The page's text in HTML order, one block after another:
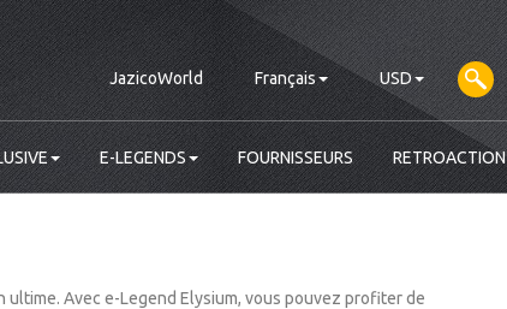
JazicoWorld Français USD
E-LEGENDS FOURNISSEURS RETROACTION
Avec e-Legend Elysium, vous pouvez profiter de